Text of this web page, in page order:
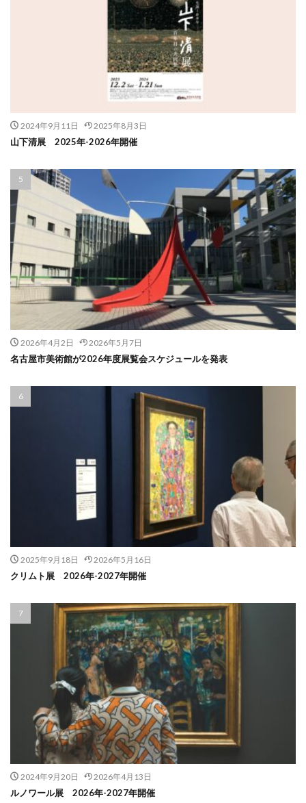
2024年9月11日 2025年8月3日
山下清展 2025年-2026年開催
2026年4月2日 2026年5月7日
名古屋市美術館が2026年度展覧会スケジュールを発表
2025年9月18日 2026年5月16日
クリムト展 2026年-2027年開催
2024年9月20日 2026年4月13日
ルノワール展 2026年-2027年開催